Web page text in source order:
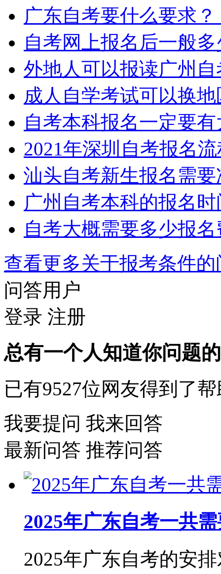
广东自考要什么要求？
自考网上报名后一般
外地人可以报读广州
成人自学考试可以换
自考本科报名一定要
2021年深圳自考报名
汕头自考新生报名需
广州自考本科的报名
自考大概需要多少报
查看更多关于报考条件
问答用户
登录 注册
总有一个人知道你问题
已有9527位网友得到了帮
我要提问 我来回答
最新问答 推荐问答
2025年广东自考一共
2025年广东自考的安